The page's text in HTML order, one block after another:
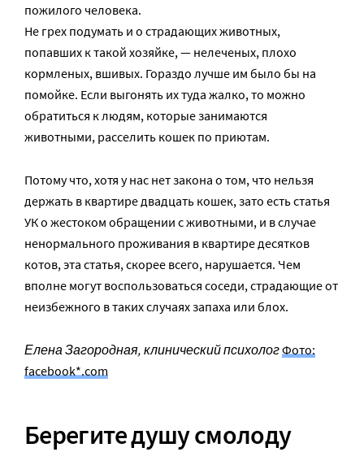
пожилого человека.
Не грех подумать и о страдающих животных,
попавших к такой хозяйке, — нелеченых, плохо
кормленых, вшивых. Гораздо лучше им было бы на
помойке. Если выгонять их туда жалко, то можно
обратиться к людям, которые занимаются
животными, расселить кошек по приютам.
Потому что, хотя у нас нет закона о том, что нельзя
держать в квартире двадцать кошек, зато есть статья
УК о жестоком обращении с животными, и в случае
ненормального проживания в квартире десятков
котов, эта статья, скорее всего, нарушается. Чем
вполне могут воспользоваться соседи, страдающие от
неизбежного в таких случаях запаха или блох.
Елена Загородная, клинический психологФото:
facebook*.com
Берегите душу смолоду